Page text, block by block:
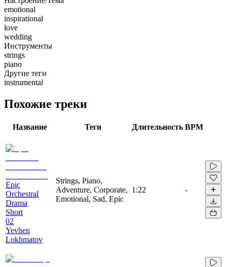
emotional
inspirational
love
wedding
Инструменты
strings
piano
Другие теги
instrumental
Похожие треки
Название Теги Длительность BPM
Epic
Orchestral
Drama
Short
02
Yevhen
Lokhmatov
Strings, Piano,
Adventure, Corporate,
Emotional, Sad, Epic
1:22 -